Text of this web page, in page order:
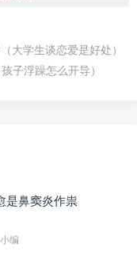
大学生谈恋爱是好处）
子浮躁怎么开导）
是鼻窦炎作祟
小编